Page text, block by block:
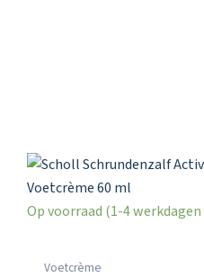
Op voorraad (1-4
Voetcrème